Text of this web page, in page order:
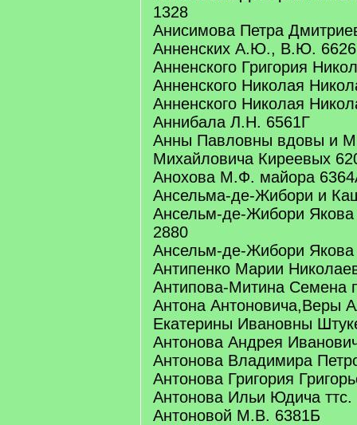
1328
Анисимова Петра
Анненских А.Ю., В.Ю. 6626
Анненского Григория
Анненского Николая
Анненского Николая
Аннибала Л.Н. 6561Г
Анны Павловны вдовы и
Михайловича Киреевых
Анохова М.Ф. майора
Ансельма-де-Жибори и
Ансельм-де-Жибори
2880
Ансельм-де-Жибори Якова
Антипенко Марии
Антипова-Митина Семена
Антона Антоновича,Веры
Екатерины Ивановны
Антонова Андрея
Антонова Владимира
Антонова Григория
Антонова Ильи Юдича ттс.
Антоновой М.В. 6381Б